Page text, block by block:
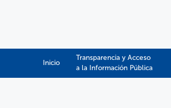
Inicio
Transparencia y Acceso
a la Información Pública​​